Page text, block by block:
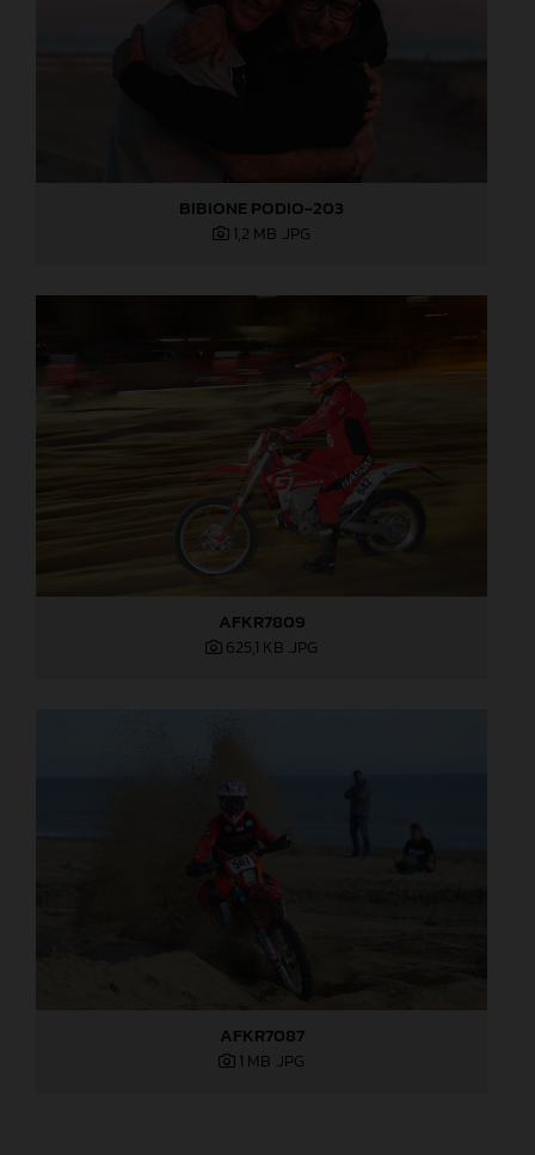
BIBIONE PODIO-203
1,2 MB .JPG
AFKR7809
625,1 KB .JPG
AFKR7087
1 MB .JPG